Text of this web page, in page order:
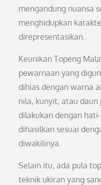
mengandung nuansa
menghidupkan
direpresentasikan.
Keunikan Topeng
pewarnaan yang
dihias dengan warna
nila, kunyit, atau daun
dilakukan dengan
dihasilkan sesuai
diwakilinya.
Selain itu, ada pula
teknik ukiran yang